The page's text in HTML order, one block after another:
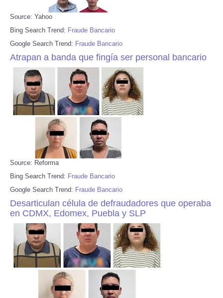
Source: Yahoo
Bing Search Trend: Fraude Bancario
Google Search Trend: Fraude Bancario
Atrapan a banda que fingía ser personal bancario
Source: Reforma
Bing Search Trend: Fraude Bancario
Google Search Trend: Fraude Bancario
Desarticulan célula de defraudadores que operaba
en CDMX, Edomex, Puebla y SLP